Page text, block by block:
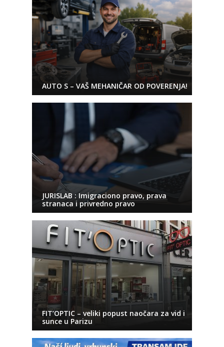
AUTO S – VAŠ MEHANIČAR OD POVERENJA!
JURISLAB : Imigraciono pravo, prava
stranaca i privredno pravo
FIT’OPTIC – veliki popust naočara za vid i
sunce u Parizu